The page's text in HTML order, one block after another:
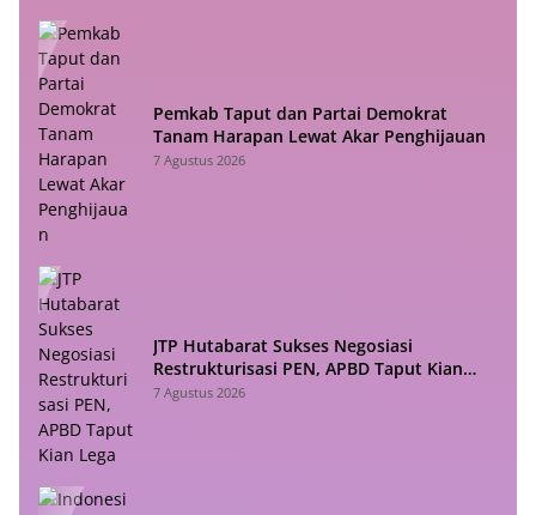
Pemkab Taput dan Partai Demokrat
Tanam Harapan Lewat Akar Penghijauan
7 Agustus 2026
JTP Hutabarat Sukses Negosiasi
Restrukturisasi PEN, APBD Taput Kian
Lega
7 Agustus 2026